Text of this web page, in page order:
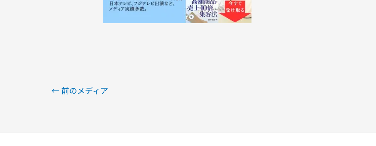
←前のメディア